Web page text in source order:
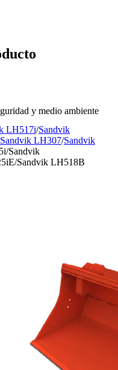
y medio ambiente
LH517i/Sandvik
Sandvik LH307/Sandvik
Sandvik
Sandvik LH518B